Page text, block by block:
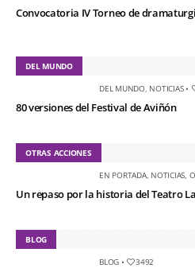
Convocatoria IV Torneo de
DEL MUNDO
DEL MUNDO, NOTICIAS•
80 versiones del Festival de Aviñón
OTRAS ACCIONES
EN PORTADA, NOTICIAS
Un repaso por la historia del Teatro
BLOG
BLOG • 3492